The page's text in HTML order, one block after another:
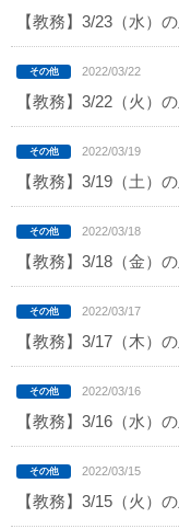
【教務】3/23（水）
2022/03/22
【教務】3/22（火）
2022/03/19
【教務】3/19（土）
2022/03/18
【教務】3/18（金）
2022/03/17
【教務】3/17（木）
2022/03/16
【教務】3/16（水）
2022/03/15
【教務】3/15（火）